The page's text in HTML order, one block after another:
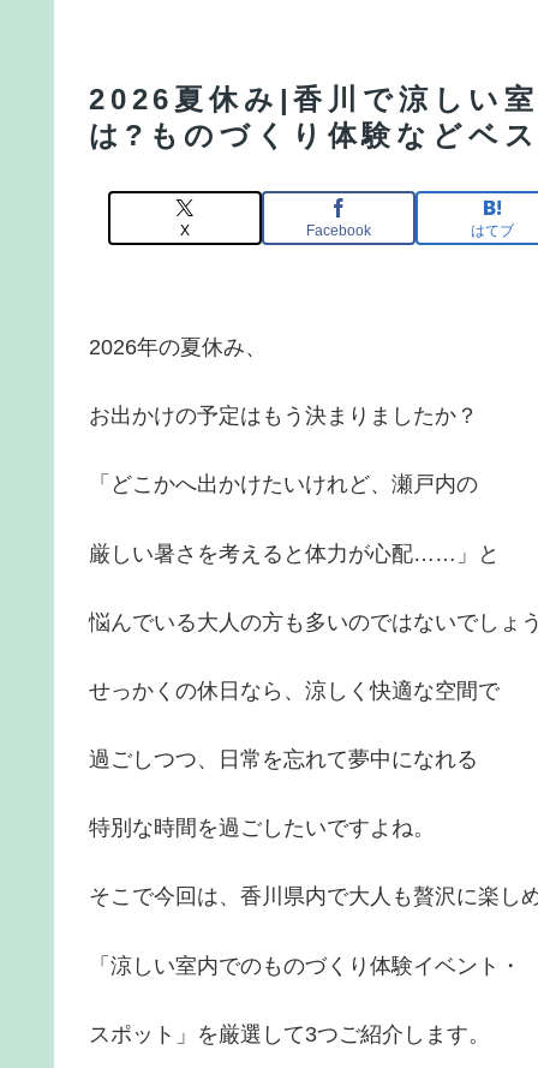
2026夏休み|香川で涼しい
は?ものづくり体験などベス
X Facebook はてブ
2026年の夏休み、
お出かけの予定はもう決まりましたか？
「どこかへ出かけたいけれど、瀬戸内の
厳しい暑さを考えると体力が心配……」と
悩んでいる大人の方も多いのではないでしょう
せっかくの休日なら、涼しく快適な空間で
過ごしつつ、日常を忘れて夢中になれる
特別な時間を過ごしたいですよね。
そこで今回は、香川県内で大人も贅沢に楽し
「涼しい室内でのものづくり体験イベント・
スポット」を厳選して3つご紹介します。